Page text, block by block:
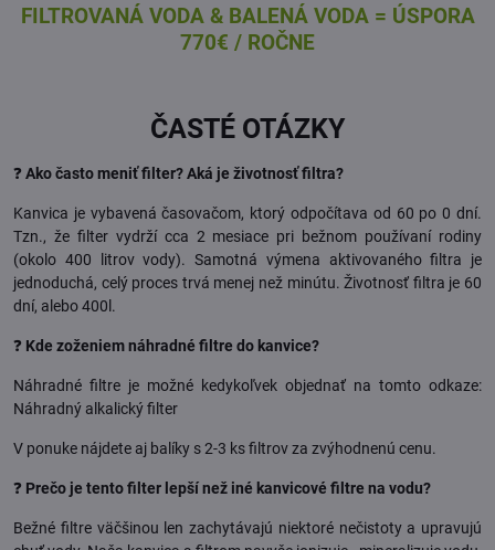
FILTROVANÁ VODA & BALENÁ VODA = ÚSPORA
770€ / ROČNE
ČASTÉ OTÁZKY
❓ Ako často meniť filter? Aká je životnosť filtra?
Kanvica je vybavená časovačom, ktorý odpočítava od 60 po 0 dní.
Tzn., že filter vydrží cca 2 mesiace pri bežnom používaní rodiny
(okolo 400 litrov vody). Samotná výmena aktivovaného filtra je
jednoduchá, celý proces trvá menej než minútu. Životnosť filtra je 60
dní, alebo 400l.
❓ Kde zoženiem náhradné filtre do kanvice?
Náhradné filtre je možné kedykoľvek objednať na tomto odkaze:
Náhradný alkalický filter
V ponuke nájdete aj balíky s 2-3 ks filtrov za zvýhodnenú cenu.
❓ Prečo je tento filter lepší než iné kanvicové filtre na vodu?
Bežné filtre väčšinou len zachytávajú niektoré nečistoty a upravujú